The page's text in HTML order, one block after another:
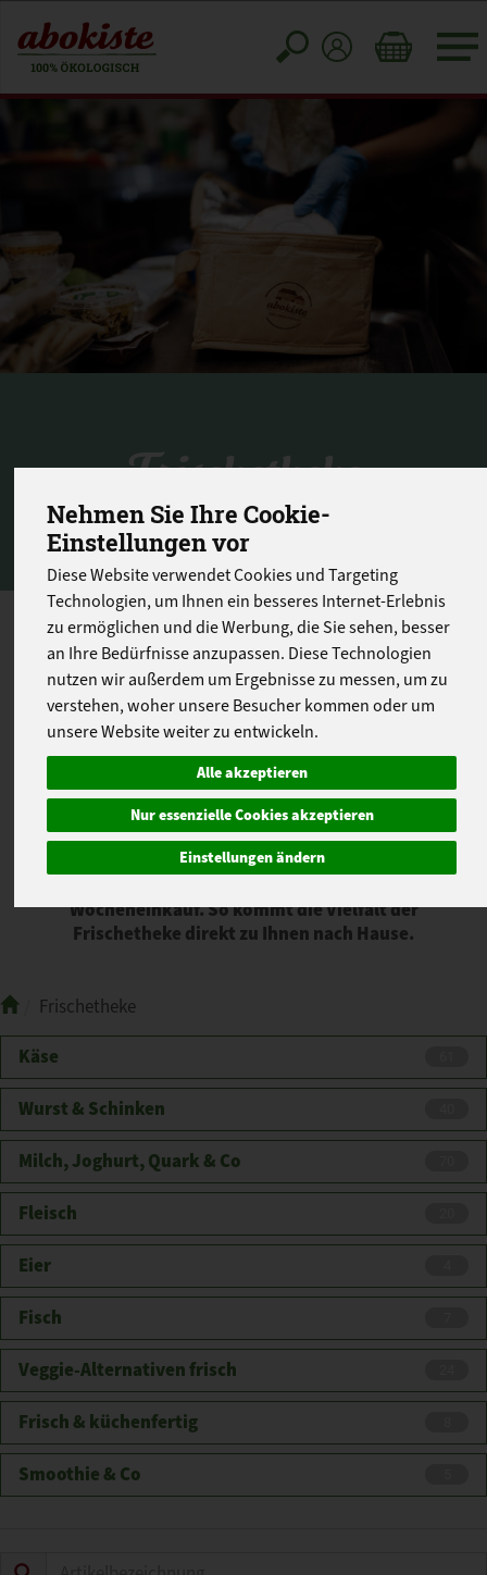
Nehmen Sie Ihre Cookie-
Einstellungen vor
Diese Website verwendet Cookies und Targeting
Technologien, um Ihnen ein besseres Internet-Erlebnis
zu ermöglichen und die Werbung, die Sie sehen, besser
an Ihre Bedürfnisse anzupassen. Diese Technologien
nutzen wir außerdem um Ergebnisse zu messen, um zu
verstehen, woher unsere Besucher kommen oder um
unsere Website weiter zu entwickeln.
Alle akzeptieren
Nur essenzielle Cookies akzeptieren
Einstellungen ändern
Frischetheke
In unserer Frischetheke finden Sie alles für den
täglichen Genuss: Käse, Wurst, Schinken,
Fleisch, Fisch, Milchprodukte, Eier sowie
frische vegetarische und vegane Spezialitäten.
Viele Produkte stammen von ausgewählten
Bio-Erzeugern und regionalen Partnern und
werden sorgfältig für Sie zusammengestellt.
Ob für das Frühstück, die Brotzeit oder das
Abendessen – entdecken Sie hochwertige Bio-
Lebensmittel in bester Frische und bestellen
Wocheneinkauf. So kommt die Vielfalt der
Frischetheke direkt zu Ihnen nach Hause.
Frischetheke
Käse
Wurst & Schinken
Milch, Joghurt, Quark & Co
Fleisch
Eier
Fisch
Veggie-Alternativen frisch
Frisch & küchenfertig
Smoothie & Co
Toggle
cart